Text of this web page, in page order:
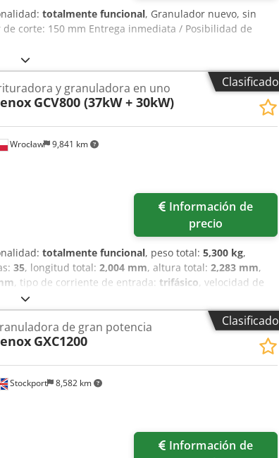
totalmente funcional, Granulador nuevo, sin
corte: 150 mm Entrega inmediata / Posibilidad de
Clasificado
Wrocław 9,841 km
y granuladora en uno
GCV800 (37kW + 30kW)
precio
totalmente funcional, peso total: 5,300 kg,
35, longitud total: 2,004 mm, altura total: 2,283 mm,
, tipo de corriente de entrada: trifásico, velocidad de
450 rpm
de 30 años de experiencia en el comercio de
maquinaria que ofrecemos está disponible en nuestro
su material. La máquina de la serie GCV es un equipo
y granulación final de plásticos. Gracias a esto, se
materiales en un solo proceso. La parte superior de
se introduce en cuchillas giratorias que lo cortan
especial que facilita la alimentación del material al
de molienda, en la que la configuración del rotor y el
en función del tipo de material, sus propiedades
deseados. Es importante destacar que, una vez
Clasificado
Stockport 8,582 km
de gran potencia
GXC1200